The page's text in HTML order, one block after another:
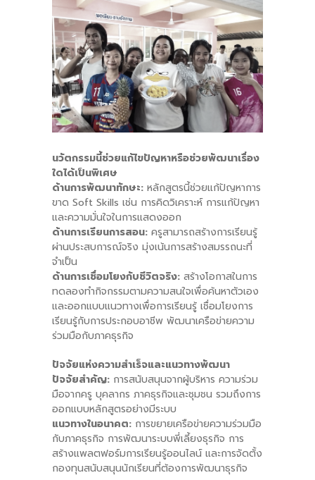
นวัตกรรมนี้ช่วยแก้ไขปัญหาหรือช่วยพัฒนาเรื่อง
ใดได้เป็นพิเศษ
ด้านการพัฒนาทักษะ: หลักสูตรนี้ช่วยแก้ปัญหาการ
ขาด Soft Skills เช่น การคิดวิเคราะห์ การแก้ปัญหา
และความมั่นใจในการแสดงออก
ด้านการเรียนการสอน: ครูสามารถสร้างการเรียนรู้
ผ่านประสบการณ์จริง มุ่งเน้นการสร้างสมรรถนะที่
จำเป็น
ด้านการเชื่อมโยงกับชีวิตจริง: สร้างโอกาสในการ
ทดลองทำกิจกรรมตามความสนใจเพื่อค้นหาตัวเอง
และออกแบบแนวทางเพื่อการเรียนรู้ เชื่อมโยงการ
เรียนรู้กับการประกอบอาชีพ พัฒนาเครือข่ายความ
ร่วมมือกับภาคธุรกิจ
ปัจจัยแห่งความสำเร็จและแนวทางพัฒนา
ปัจจัยสำคัญ: การสนับสนุนจากผู้บริหาร ความร่วม
มือจากครู บุคลากร ภาคธุรกิจและชุมชน รวมถึงการ
ออกแบบหลักสูตรอย่างมีระบบ
แนวทางในอนาคต: การขยายเครือข่ายความร่วมมือ
กับภาคธุรกิจ การพัฒนาระบบพี่เลี้ยงธุรกิจ การ
สร้างแพลตฟอร์มการเรียนรู้ออนไลน์ และการจัดตั้ง
กองทุนสนับสนุนนักเรียนที่ต้องการพัฒนาธุรกิจ